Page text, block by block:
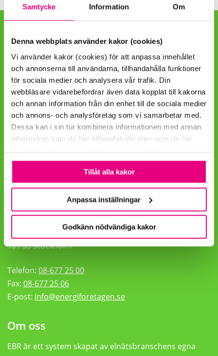
Samtycke Information Om
Denna webbplats använder kakor (cookies)
Vi använder kakor (cookies) för att anpassa innehållet
och annonserna till användarna, tillhandahålla funktioner
för sociala medier och analysera vår trafik. Din
webbläsare vidarebefordrar även data kopplat till kakorna
och annan information från din enhet till de sociala medier
och annons- och analysföretag som vi samarbetar med.
Dessa kan i sin tur kombinera informationen med annan
information som du har tillhandahållit eller som de har
samlat in när du har använt deras tjänster.
Tillåt alla kakor
Anpassa inställningar
Godkänn nödvändiga kakor
Hitta snabbt
Kontaktpersoner
EBR-meddelande
Papperspublikationer
Utbildningar och konferenser
Cookies
Hitta oss
Energiföretagen Sverige
Olof Palmes Gata 11
101 53 Stockholm
Telefon: 08-677 25 00
Fax: 08-677 25 06
E-post: info@energiforetagen.se
Om oss
EBR är ett system skapat av elnätsbranschens egna